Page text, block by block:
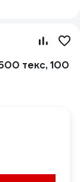
текс, 100